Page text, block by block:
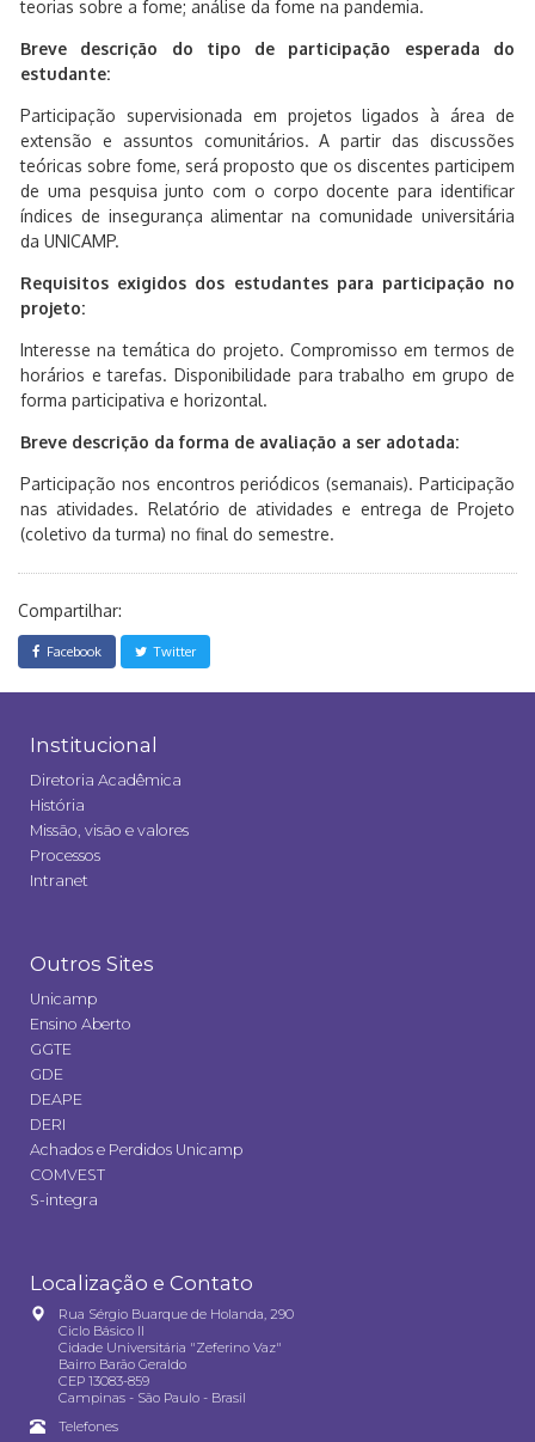
teorias sobre a fome; análise da fome na pandemia.
Breve descrição do tipo de participação esperada do
estudante:
Participação supervisionada em projetos ligados à área de
extensão e assuntos comunitários. A partir das discussões
teóricas sobre fome, será proposto que os discentes participem
de uma pesquisa junto com o corpo docente para identificar
índices de insegurança alimentar na comunidade universitária
da UNICAMP.
Requisitos exigidos dos estudantes para participação no
projeto:
Interesse na temática do projeto. Compromisso em termos de
horários e tarefas. Disponibilidade para trabalho em grupo de
forma participativa e horizontal.
Breve descrição da forma de avaliação a ser adotada:
Participação nos encontros periódicos (semanais). Participação
nas atividades. Relatório de atividades e entrega de Projeto
(coletivo da turma) no final do semestre.
Compartilhar:
Facebook Twitter
Institucional
Diretoria Acadêmica
História
Missão, visão e valores
Processos
Intranet
Outros Sites
Unicamp
Ensino Aberto
GGTE
GDE
DEAPE
DERI
Achados e Perdidos Unicamp
COMVEST
S-integra
Localização e Contato
Rua Sérgio Buarque de Holanda, 290
Ciclo Básico II
Cidade Universitária "Zeferino Vaz"
Bairro Barão Geraldo
CEP 13083-859
Campinas - São Paulo - Brasil
Telefones